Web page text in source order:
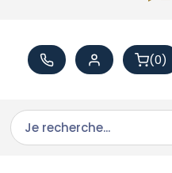
(0)